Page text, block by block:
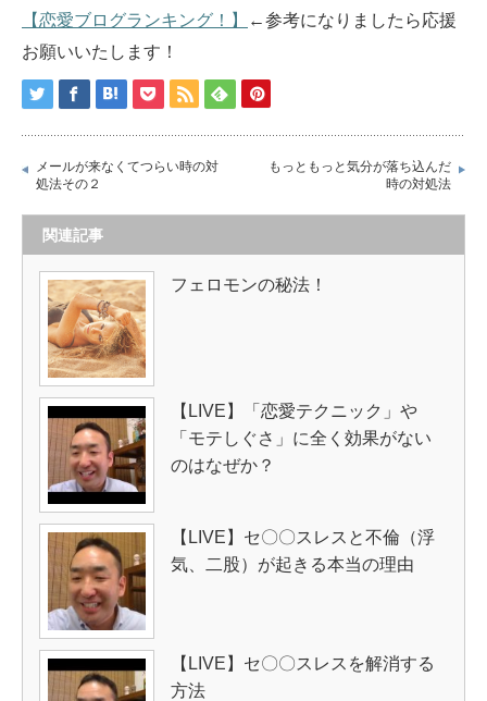
【恋愛ブログランキング！】
←参考になりましたら応援
お願いいたします！
メールが来なくてつらい時の対
処法その２
もっともっと気分が落ち込んだ
時の対処法
関連記事
フェロモンの秘法！
【LIVE】「恋愛テクニック」や
「モテしぐさ」に全く効果がない
のはなぜか？
【LIVE】セ〇〇スレスと不倫（浮
気、二股）が起きる本当の理由
【LIVE】セ〇〇スレスを解消する
方法